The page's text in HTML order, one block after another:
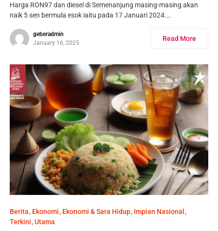
Harga RON97 dan diesel di Semenanjung masing-masing akan
naik 5 sen bermula esok iaitu pada 17 Januari 2024.…
geberadmin
January 16, 2025
Read More
Berita Ekonomi Ekonomi & Sara Hidup Impian Nasional
Terkini Utama